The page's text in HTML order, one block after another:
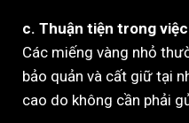
c. Thuận tiện trong
Các miếng vàng nhỏ
bảo quản và cất giữ tại
cao do không cần phải